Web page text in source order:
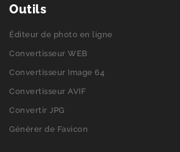
Outils
Éditeur de photo en ligne
Convertisseur WEB
Convertisseur Image 64
Convertisseur AVIF
Convertir JPG
Générer de Favicon